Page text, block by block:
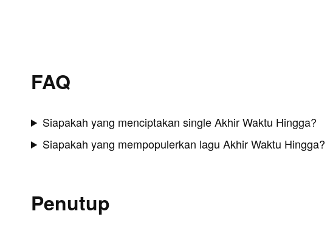
FAQ
Siapakah yang menciptakan single Akhir Waktu Hingga?
Siapakah yang mempopulerkan lagu Akhir Waktu Hingga?
Penutup